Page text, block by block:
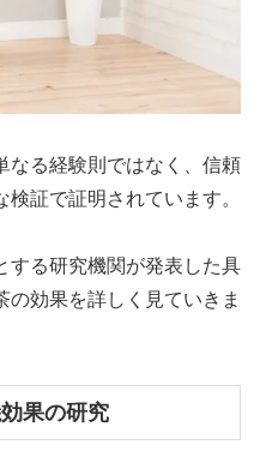
なる経験則ではなく、信頼
証で証明されています。
する研究機関が発表した具
効果を詳しく見ていきま
果の研究